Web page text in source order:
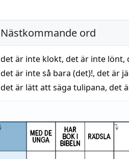
Nästkommande ord
det är inte klokt, det är inte lönt,
det är inte så bara (det)!, det är
det är lätt att säga tulipana, det